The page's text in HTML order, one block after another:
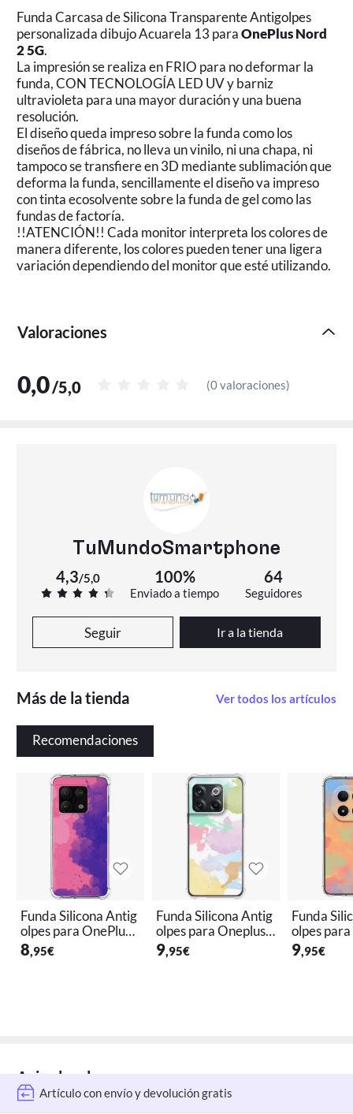
Funda Carcasa de Silicona Transparente Antigolpes
personalizada dibujo Acuarela 13 paraOnePlus Nord
2 5G.
La impresión se realiza en FRIO para no deformar la
funda, CON TECNOLOGÍA LED UV y barniz
ultravioleta para una mayor duración y una buena
resolución.
El diseño queda impreso sobre la funda como los
diseños de fábrica, no lleva un vinilo, ni una chapa, ni
tampoco se transfiere en 3D mediante sublimación que
deforma la funda, sencillamente el diseño va impreso
con tinta ecosolvente sobre la funda de gel como las
fundas de factoría.
!!ATENCIÓN!! Cada monitor interpreta los colores de
manera diferente, los colores pueden tener una ligera
variación dependiendo del monitor que esté utilizando.
Valoraciones
0,0/5,0 (0 valoraciones)
TuMundoSmartphone
4,3/5,0 100%
Enviado a tiempo
64
Seguidores
Seguir Ir a la tienda
Más de la tienda Ver todos los artículos
Recomendaciones
Funda Silicona Antig
olpes para OnePlus
10 Pro 5G diseño Ac
uarela 07 Dibujos
8,95€
Funda Silicona Antig
olpes para Oneplus
10T 5G diseño Acua
rela 11 Dibujos
9,95€
Funda
olpes
edmi
G diseño
9,95€
Aviso legal
Artículo con envío y devolución gratis